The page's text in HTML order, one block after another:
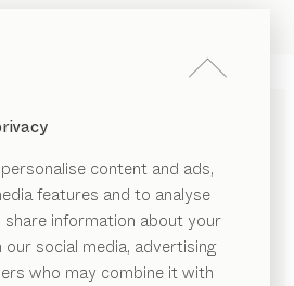
content and ads,
features and to analyse
information about your
social media, advertising
who may combine it with